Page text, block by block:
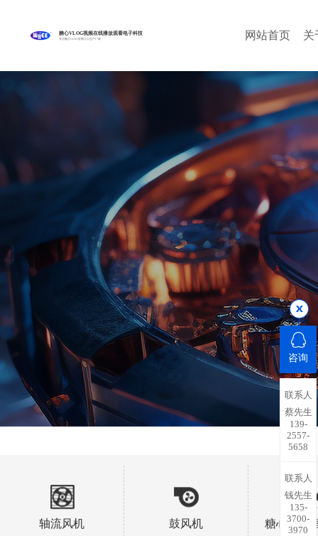
糖心VLOG视频在线播放观看电子科技
专注糖心VLOG官网入口生产厂家 网站首页 关
轴流风机 鼓风机 糖心视频
咨询
联系人
蔡先生
139-
2557-
5658
联系人
钱先生
135-
3700-
3970